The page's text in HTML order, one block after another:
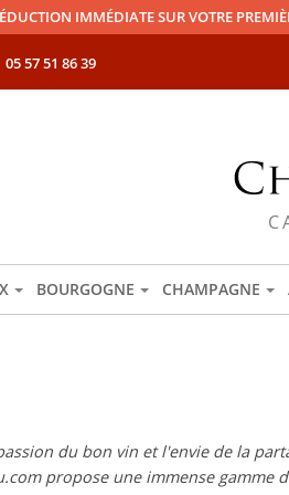
IMMÉDIATE SUR VOTRE
05 57 51 86 39
BOURGOGNE CHAMPAGNE
du bon vin et l'envie de la
propose une immense